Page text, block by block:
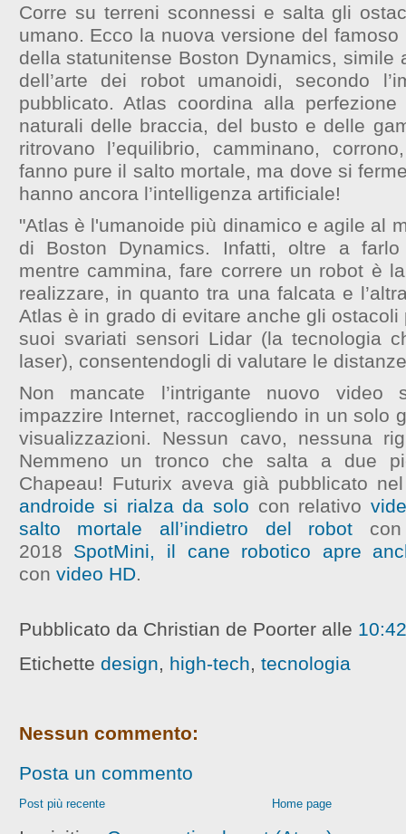
Corre su terreni sconnessi e salta gli
umano. Ecco la nuova versione del famoso
della statunitense Boston Dynamics, simile
dell’arte dei robot umanoidi, secondo
pubblicato. Atlas coordina alla
naturali delle braccia, del busto e delle
ritrovano l’equilibrio, camminano,
fanno pure il salto mortale, ma dove si
hanno ancora l’intelligenza artificiale!
"Atlas è l'umanoide più dinamico e agile al
di Boston Dynamics. Infatti, oltre a
mentre cammina, fare correre un robot è
realizzare, in quanto tra una falcata e
Atlas è in grado di evitare anche gli
suoi svariati sensori Lidar (la tecnologia
laser), consentendogli di valutare le
Non mancate l’intrigante nuovo
impazzire Internet, raccogliendo in un solo
visualizzazioni. Nessun cavo, nessuna
Nemmeno un tronco che salta a due
Chapeau! Futurix aveva già pubblicato
androide si rialza da solo con relativo
salto mortale all’indietro del robot
2018 SpotMini, il cane robotico apre
con video HD.
Pubblicato da Christian de Poorter alle 10:42
Etichette design, high-tech, tecnologia
Nessun commento:
Posta un commento
Post più recente Home page